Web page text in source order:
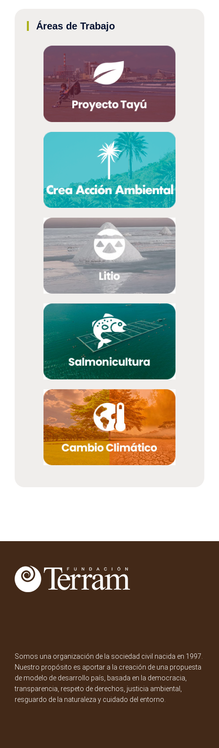
Áreas de Trabajo
Somos una organización de la sociedad civil nacida en 1997.
Nuestro propósito es aportar a la creación de una propuesta
de modelo de desarrollo país, basada en la democracia,
transparencia, respeto de derechos, justicia ambiental,
resguardo de la naturaleza y cuidado del entorno.